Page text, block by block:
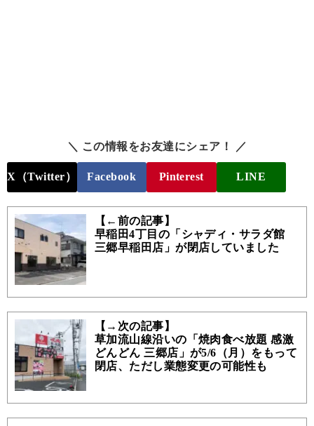
＼ この情報をお友達にシェア！ ／
X（Twitter） Facebook Pinterest LINE
【←前の記事】
早稲田4丁目の「シャディ・サラダ館
三郷早稲田店」が閉店していました
【→次の記事】
草加流山線沿いの「焼肉食べ放題 感激
どんどん 三郷店」が5/6（月）をもって
閉店、ただし業態変更の可能性も